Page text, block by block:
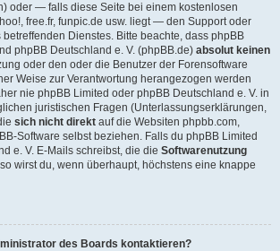
oder — falls diese Seite bei einem kostenlosen
free.fr, funpic.de usw. liegt — den Support oder
Dienstes. Bitte beachte, dass phpBB
phpBB Deutschland e. V. (phpBB.de) absolut keinen
oder den oder die Benutzer der Forensoftware
Weise zur Verantwortung herangezogen werden
nie phpBB Limited oder phpBB Deutschland e. V. in
juristischen Fragen (Unterlassungserklärungen,
sich nicht direkt auf die Websiten phpbb.com,
Software selbst beziehen. Falls du phpBB Limited
e. V. E-Mails schreibst, die die Softwarenutzung
wirst du, wenn überhaupt, höchstens eine knappe
des Boards kontaktieren?